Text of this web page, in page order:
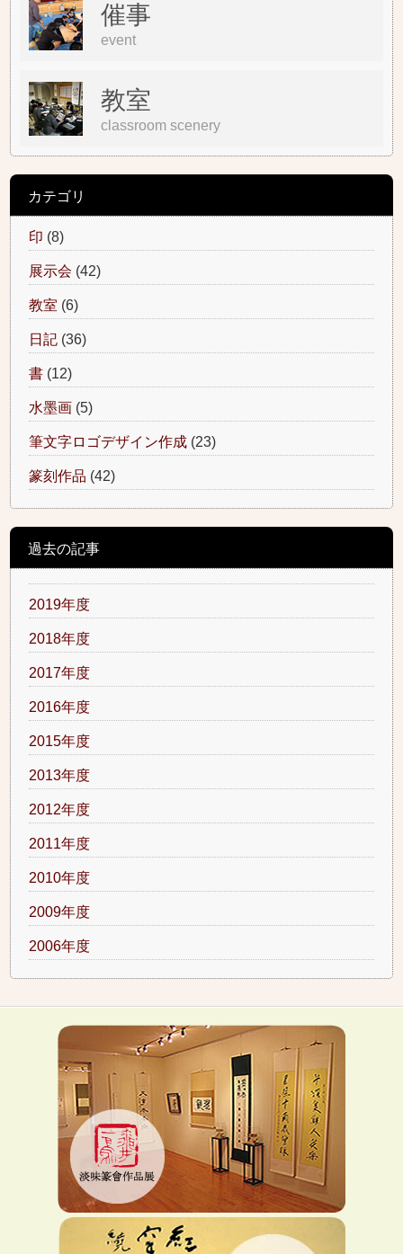
催事
event
教室
classroom scenery
カテゴリ
印 (8)
展示会 (42)
教室 (6)
日記 (36)
書 (12)
水墨画 (5)
筆文字ロゴデザイン作成 (23)
篆刻作品 (42)
過去の記事
2019年度
2018年度
2017年度
2016年度
2015年度
2013年度
2012年度
2011年度
2010年度
2009年度
2006年度